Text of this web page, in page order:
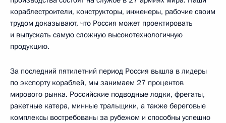
кораблестроители, конструкторы, инженеры, рабочие своим
трудом доказывают, что Россия может проектировать
и выпускать самую сложную высокотехнологичную
продукцию.
За последний пятилетний период Россия вышла в лидеры
по экспорту кораблей, мы занимаем 27 процентов
мирового рынка. Российские подводные лодки, фрегаты,
ракетные катера, минные тральщики, а также береговые
комплексы востребованы за рубежом и способны успешно